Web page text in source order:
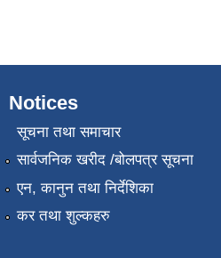
Notices
सूचना तथा समाचार
सार्वजनिक खरीद /बोलपत्र सूचना
एन, कानुन तथा निर्देशिका
कर तथा शुल्कहरु